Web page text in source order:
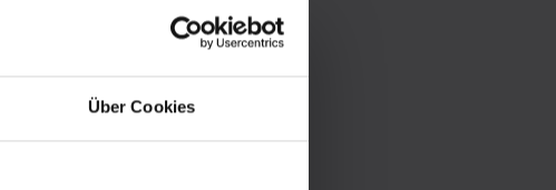
Über Cookies